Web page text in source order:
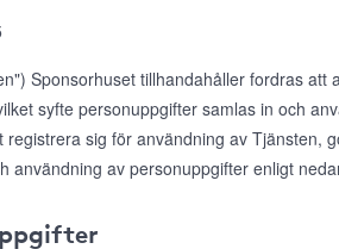
Sponsorhuset tillhandahåller fordras att
syfte personuppgifter samlas in och
sig för användning av Tjänsten,
användning av personuppgifter enligt